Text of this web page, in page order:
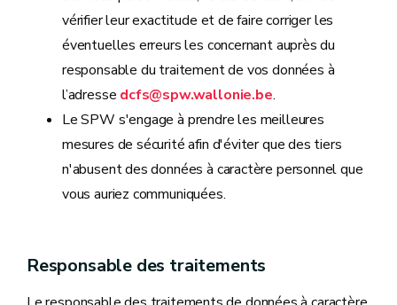
vérifier leur exactitude et de faire corriger les
éventuelles erreurs les concernant auprès du
responsable du traitement de vos données à
l’adresse dcfs@spw.wallonie.be.
Le SPW s'engage à prendre les meilleures
mesures de sécurité afin d'éviter que des tiers
n'abusent des données à caractère personnel que
vous auriez communiquées.
Responsable des traitements